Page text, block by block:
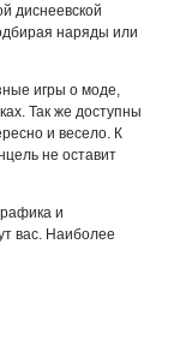
диснеевской
наряды или
игры о моде,
Так же доступны
и весело. К
не оставит
и
вас. Наиболее